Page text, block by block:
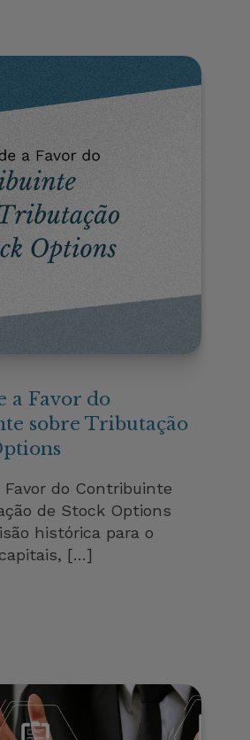
a Favor do
sobre Tributação
Favor do Contribuinte
de Stock Options
histórica para o
[…]